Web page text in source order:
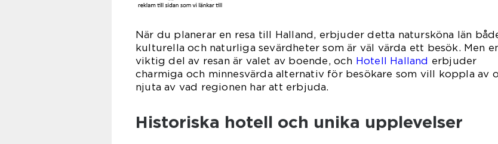
När du planerar en resa till Halland, erbjuder detta natursköna län
kulturella och naturliga sevärdheter som är väl värda ett besök. Men
viktig del av resan är valet av boende, och Hotell Halland erbjuder
charmiga och minnesvärda alternativ för besökare som vill koppla av
njuta av vad regionen har att erbjuda.
Historiska hotell och unika upplevelser